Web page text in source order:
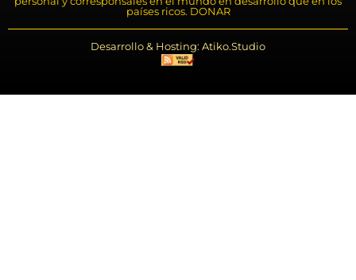
países ricos. DONAR
Desarrollo & Hosting: Atiko.Studio